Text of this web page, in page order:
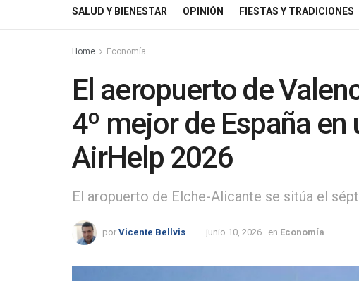
SALUD Y BIENESTAR OPINIÓN FIESTAS Y TRADICIONES
Home Economía
El aeropuerto de
4º mejor de España
AirHelp 2026
El aropuerto de Elche-Alicante se sitúa el
por Vicente Bellvis junio 10, 2026 en Economía